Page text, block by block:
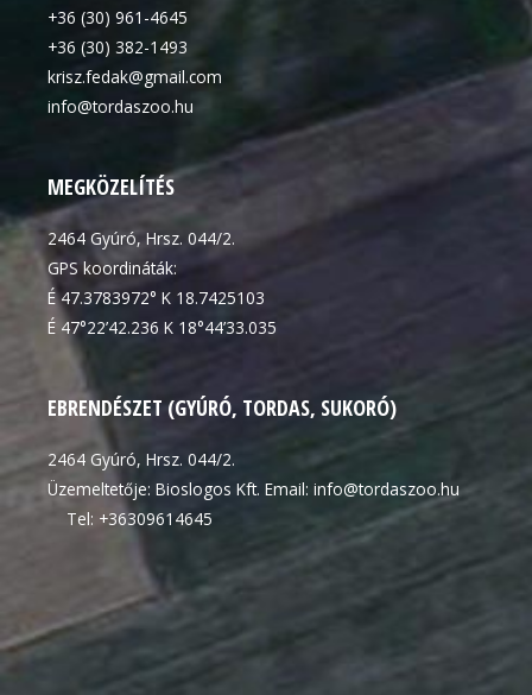
+36 (30) 961-4645
+36 (30) 382-1493
krisz.fedak@gmail.com
info@tordaszoo.hu
MEGKÖZELÍTÉS
2464 Gyúró, Hrsz. 044/2.
GPS koordináták:
É 47.3783972° K 18.7425103
É 47°22’42.236 K 18°44’33.035
EBRENDÉSZET (GYÚRÓ, TORDAS, SUKORÓ)
2464 Gyúró, Hrsz. 044/2.
Üzemeltetője: Bioslogos Kft. Email: info@tordaszoo.hu
Tel: +36309614645